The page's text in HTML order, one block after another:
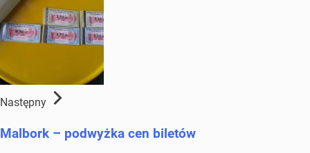
Następny
Malbork – podwyżka cen biletów